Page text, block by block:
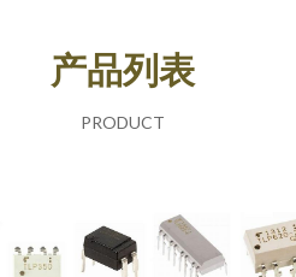
产品列表
PRODUCT